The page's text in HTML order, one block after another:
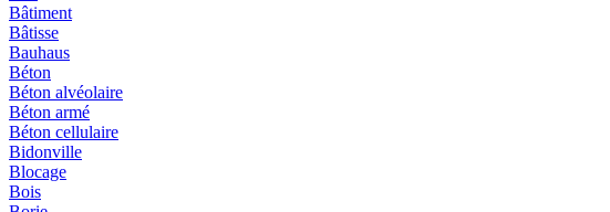
Bâtiment
Bâtisse
Bauhaus
Béton
Béton alvéolaire
Béton armé
Béton cellulaire
Bidonville
Blocage
Bois